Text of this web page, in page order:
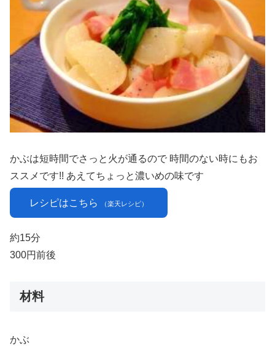
かぶは短時間でさっと火が通るので 時間のない時にもお
ススメです!! あえてちょっと濃いめの味です
レシピはこちら （楽天レシピ）
約15分
300円前後
材料
かぶ